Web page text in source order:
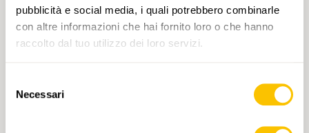
pubblicità e social media, i quali potrebbero combinarle
con altre informazioni che hai fornito loro o che hanno
raccolto dal tuo utilizzo dei loro servizi.
delNecessari
VARIANTE
Zusatzweg: Glaspass - Härdställi - Innerglas: 1.8
LINKS